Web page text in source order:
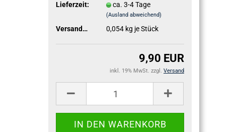
Lieferzeit:
ca. 3-4 Tage
(Ausland abweichend)
Versandgewicht: 0,054 kg je Stück
9,90 EUR
inkl. 19% MwSt. zzgl. Versand